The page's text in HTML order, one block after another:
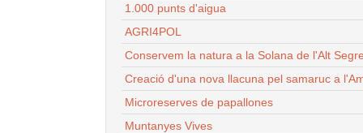
1.000 punts d'aigua
AGRI4POL
Conservem la natura a la Solana de l'Alt
Creació d'una nova llacuna pel samaruc a
Microreserves de papallones
Muntanyes Vives